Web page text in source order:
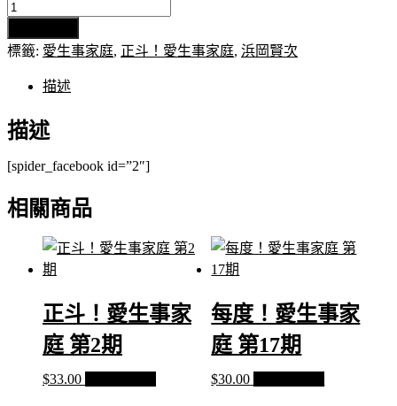
正
愛
家
庭
第
4
期
數
標籤: 愛生事家庭, 正斗！愛生事家庭, 浜岡賢次
描述
描述
[spider_facebook id=”2″]
相關商品
正斗！愛生事家
庭 第2期
$33.00
每度！愛生事家
庭 第17期
$30.00